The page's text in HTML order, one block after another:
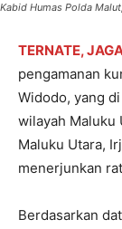
Kabid Humas Polda
TERNATE,
pengamanan
Widodo, yang
wilayah Maluku
Maluku Utara,
menerjunkan
Berdasarkan